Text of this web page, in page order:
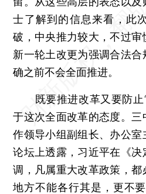
士了解到的信息来看，此
破，中央推力较大，不过审
新一轮土改更为强调合法合
确之前不会全面推进。
既要推进改革又要防止“
于这次全面改革的态度。
作领导小组副组长、办公室
论坛上透露，习近平在《
调，凡属重大改革政策，都
地方不能各行其是，更不